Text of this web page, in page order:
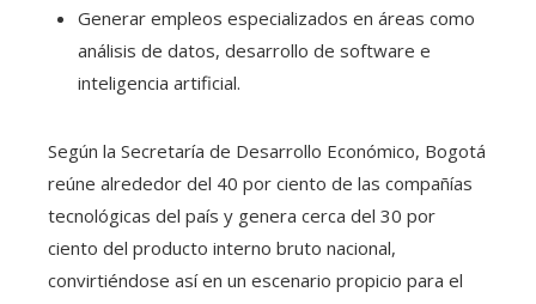
Generar empleos especializados en áreas como
análisis de datos, desarrollo de software e
inteligencia artificial.
Según la Secretaría de Desarrollo Económico, Bogotá
reúne alrededor del 40 por ciento de las compañías
tecnológicas del país y genera cerca del 30 por
ciento del producto interno bruto nacional,
convirtiéndose así en un escenario propicio para el